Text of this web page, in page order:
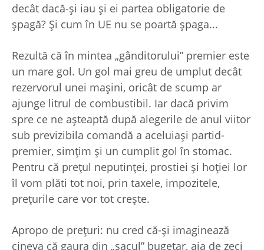
decât dacă-şi iau şi ei partea obligatorie de
şpagă? Şi cum în UE nu se poartă şpaga...
Rezultă că în mintea „gânditorului” premier este
un mare gol. Un gol mai greu de umplut decât
rezervorul unei maşini, oricât de scump ar
ajunge litrul de combustibil. Iar dacă privim
spre ce ne aşteaptă după alegerile de anul viitor
sub previzibila comandă a aceluiaşi partid-
premier, simţim şi un cumplit gol în stomac.
Pentru că preţul neputinţei, prostiei şi hoţiei lor
îl vom plăti tot noi, prin taxele, impozitele,
preţurile care vor tot creşte.
Apropo de preţuri: nu cred că-şi imaginează
cineva că gaura din „sacul” bugetar, aia de zeci